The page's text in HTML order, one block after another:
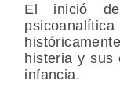
El inició
histeria y sus
infancia.